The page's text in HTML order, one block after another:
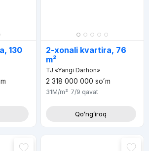
130
2-xonali kvartira, 76
m²
TJ «Yangi Darhon»
2 318 000 000 soʻm
31M/m² 7/9 qavat
Qoʻngʻiroq